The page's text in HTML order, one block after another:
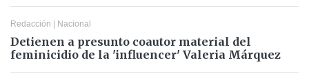
Redacción | Nacional
Detienen a presunto coautor material del
feminicidio de la 'influencer' Valeria Márquez